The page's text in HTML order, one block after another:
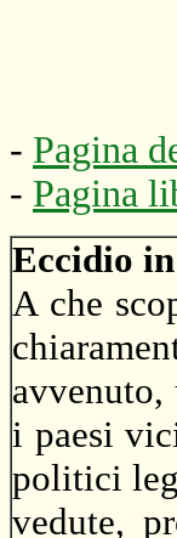
- Pagina
- Pagina
Eccidio
A che
i paesi
politici
vedute,